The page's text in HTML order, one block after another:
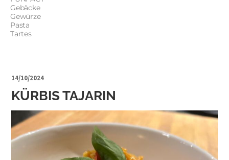
Gebäcke
Gewürze
Pasta
Tartes
KÜRBIS TAJARIN
14/10/2024